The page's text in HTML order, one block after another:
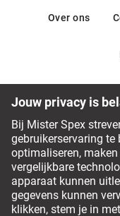
Over ons
Ons team van